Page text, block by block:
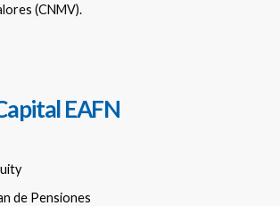
(CNMV).
EAFN
de Pensiones